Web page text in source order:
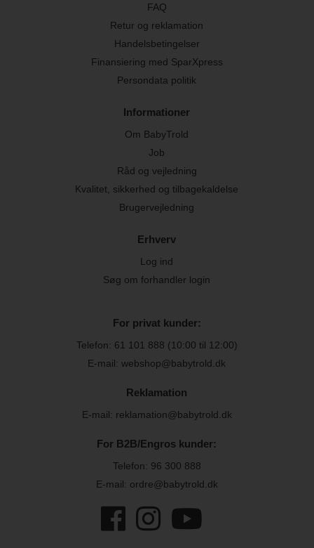
FAQ
Retur og reklamation
Handelsbetingelser
Finansiering med SparXpress
Persondata politik
Informationer
Om BabyTrold
Job
Råd og vejledning
Kvalitet, sikkerhed og tilbagekaldelse
Brugervejledning
Erhverv
Log ind
Søg om forhandler login
For privat kunder:
Telefon: 61 101 888 (10:00 til 12:00)
E-mail: webshop@babytrold.dk
Reklamation
E-mail: reklamation@babytrold.dk
For B2B/Engros kunder:
Telefon: 96 300 888
E-mail: ordre@babytrold.dk